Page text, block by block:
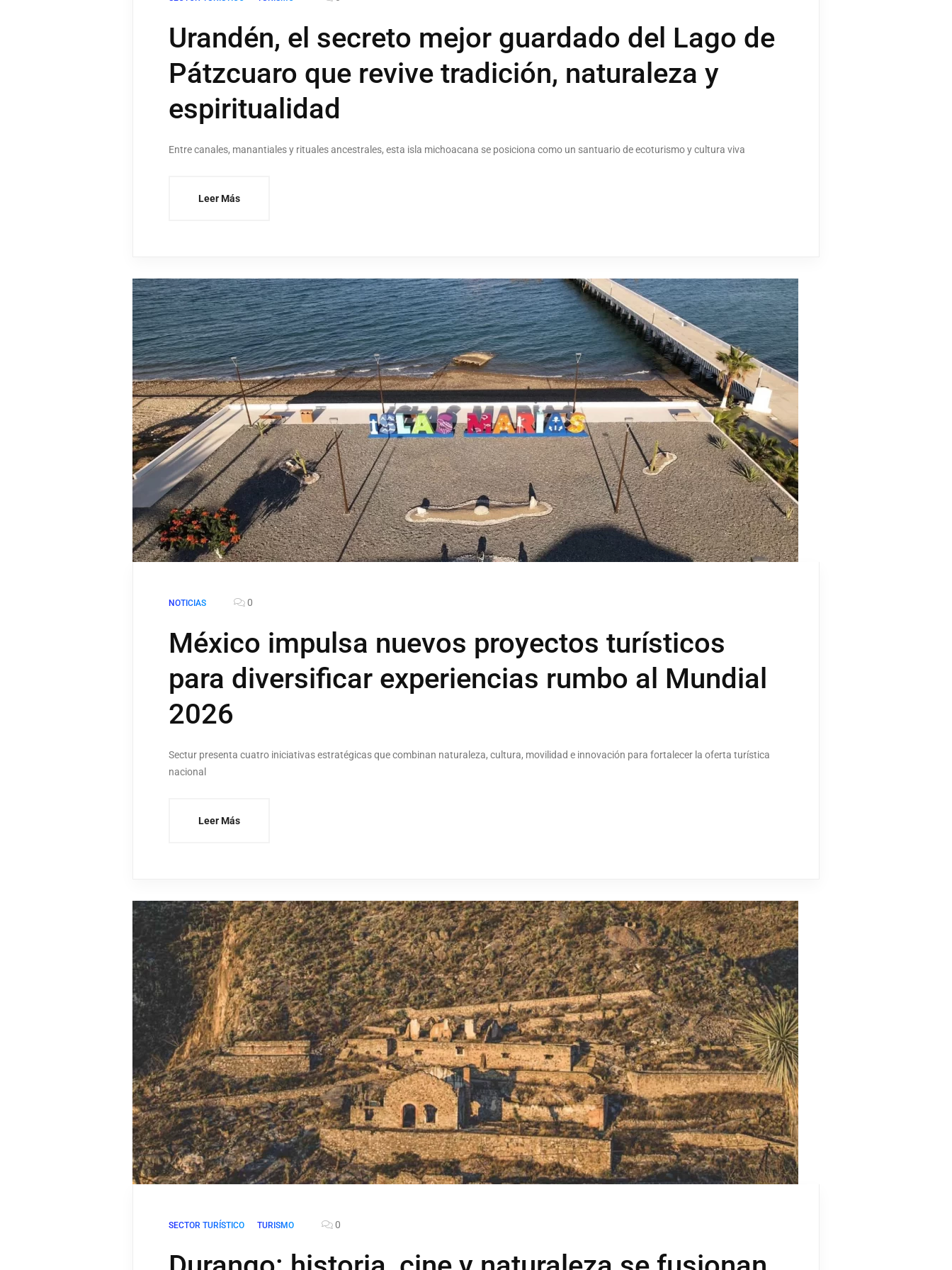
Urandén, el secreto mejor guardado del Lago de
Pátzcuaro que revive tradición, naturaleza y
espiritualidad
Entre canales, manantiales y rituales ancestrales, esta isla michoacana se posiciona como un santuario de ecoturismo y cultura viva
Leer Más
NOTICIAS 0
México impulsa nuevos proyectos turísticos
para diversificar experiencias rumbo al Mundial
2026
Sectur presenta cuatro iniciativas estratégicas que combinan naturaleza, cultura, movilidad e innovación para fortalecer la oferta turística
nacional
Leer Más
SECTOR TURÍSTICO TURISMO 0